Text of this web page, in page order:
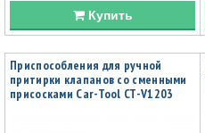
Купить
Приспособления для ручной
притирки клапанов со сменными
присосками Car-Tool CT-V1203